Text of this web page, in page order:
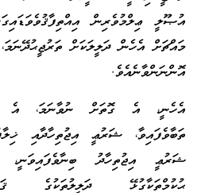
އުޞޫލީ ޢިލްމުވެރިން
މައްޗަށް އެހެން ދަލީލަކަށް
އޮންނަންވާނެއެވެ.
އެހެނީ، އެ ގޮތަށް ނުވާނަމަ، އެ
ތަބާވެފައިވާ، ޝަރުޢީ އިޖުތިހާދާއި
ޝަރުޢީ އިޖުތިހާދު ބިނާވެފައިވަނީ،
ޙުކުމްތަކާގުޅޭ ދަލީލުތަކުގެ